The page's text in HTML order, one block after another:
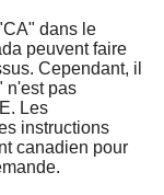
dans le
peuvent faire
Cependant, il
n'est pas
Les
instructions
canadien pour